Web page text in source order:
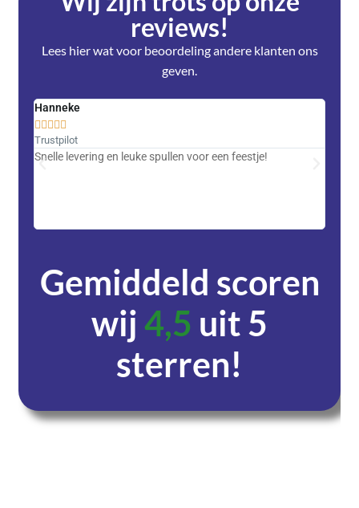
reviews!
Lees hier wat voor beoordeling andere klanten ons
geven.
Hanneke

Trustpilot
Snelle levering en leuke spullen voor een feestje!
Gemiddeld scoren
wij4,5 uit 5
sterren!